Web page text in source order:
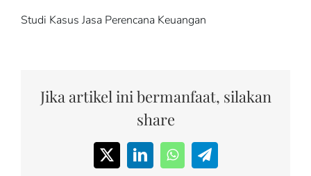
Studi Kasus Jasa Perencana Keuangan
Jika artikel ini bermanfaat, silakan
share
X LinkedInWhatsAppTelegram